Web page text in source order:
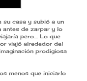
su casa y subió a un
antes de zarpar y lo
pero.... Lo que
viajó alrededor del
prodigiosa
menos que iniciarlo